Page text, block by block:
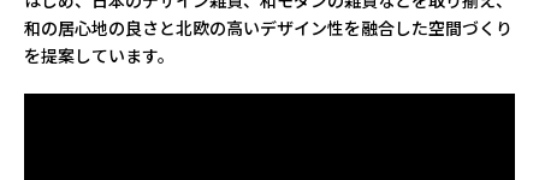
和の居心地の良さと北欧の高いデザイン性を融合した空間づくり
を提案しています。